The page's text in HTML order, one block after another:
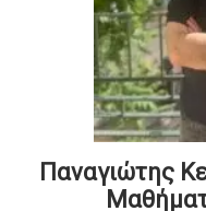
Παναγιώτης